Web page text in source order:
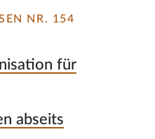
NR. 154
für
abseits